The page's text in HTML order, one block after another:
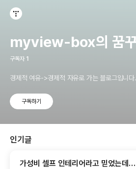
myview-box의 꿈
구독자 1
경제적 여유->경제적 자유로 가는 블로그입니다.
구독하기
인기글
가성비 셀프 인테리어라고 믿었는데